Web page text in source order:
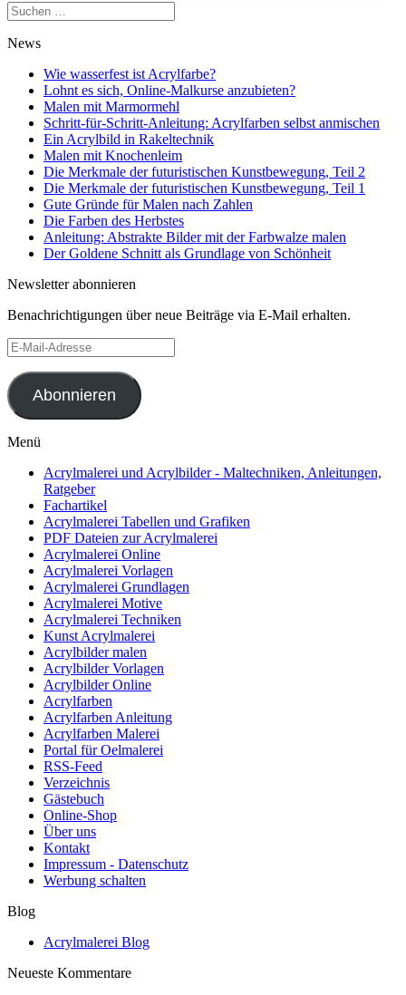
Suchen
nach:
News
Wie wasserfest ist Acrylfarbe?
Lohnt es sich, Online-Malkurse anzubieten?
Malen mit Marmormehl
Schritt-für-Schritt-Anleitung: Acrylfarben selbst anmischen
Ein Acrylbild in Rakeltechnik
Malen mit Knochenleim
Die Merkmale der futuristischen Kunstbewegung, Teil 2
Die Merkmale der futuristischen Kunstbewegung, Teil 1
Gute Gründe für Malen nach Zahlen
Die Farben des Herbstes
Anleitung: Abstrakte Bilder mit der Farbwalze malen
Der Goldene Schnitt als Grundlage von Schönheit
Newsletter abonnieren
Benachrichtigungen über neue Beiträge via E-Mail erhalten.
E-
Mail-
Adresse
Abonnieren
Menü
Acrylmalerei und Acrylbilder - Maltechniken, Anleitungen,
Ratgeber
Fachartikel
Acrylmalerei Tabellen und Grafiken
PDF Dateien zur Acrylmalerei
Acrylmalerei Online
Acrylmalerei Vorlagen
Acrylmalerei Grundlagen
Acrylmalerei Motive
Acrylmalerei Techniken
Kunst Acrylmalerei
Acrylbilder malen
Acrylbilder Vorlagen
Acrylbilder Online
Acrylfarben
Acrylfarben Anleitung
Acrylfarben Malerei
Portal für Oelmalerei
RSS-Feed
Verzeichnis
Gästebuch
Online-Shop
Über uns
Kontakt
Impressum - Datenschutz
Werbung schalten
Blog
Acrylmalerei Blog
Neueste Kommentare